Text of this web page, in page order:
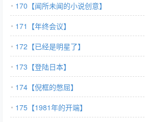
170【闻所未闻的小说创意】
171【年终会议】
172【已经是明星了】
173【登陆日本】
174【倪框的憋屈】
175【1981年的开端】